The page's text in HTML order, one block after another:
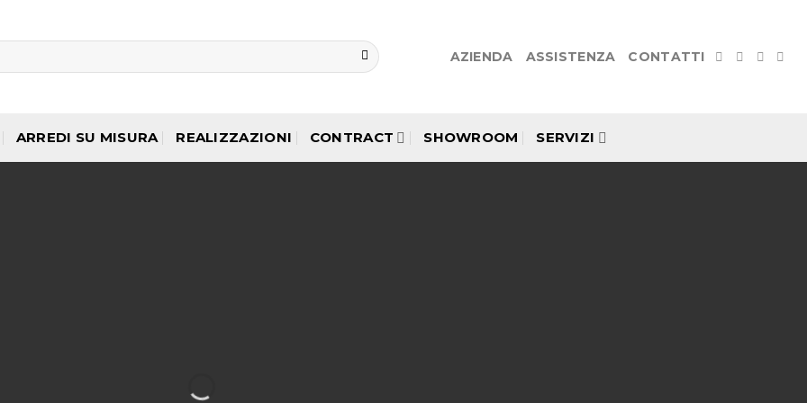
AZIENDA ASSISTENZA CONTATTI
ARREDI SU MISURA REALIZZAZIONI CONTRACT SHOWROOM SERVIZI